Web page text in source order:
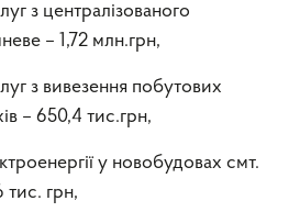
з централізованого
– 1,72 млн.грн,
з вивезення побутових
– 650,4 тис.грн,
у новобудовах смт.
тис. грн,